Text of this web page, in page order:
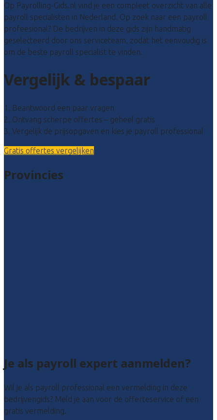
Op Payrolling-Gids.nl vind je een compleet overzicht van alle
payroll specialisten in Nederland. Op zoek naar een payroll
profeesional? De bedrijven in deze gids zijn handmatig
geselecteerd door ons serviceteam, zodat het eenvoudig is
om de beste payroll specialist te vinden.
Vergelijk & bespaar
1. Beantwoord een paar vragen
2. Ontvang scherpe offertes – geheel gratis
3. Vergelijk de prijsopgaven en kies je payroll professional
Gratis offertes vergelijken
Provincies
Je als payroll expert aanmelden?
Wil je als payroll professional een vermelding in deze
bedrijvengids? Meld je aan voor de offerteservice of een
gratis vermelding.